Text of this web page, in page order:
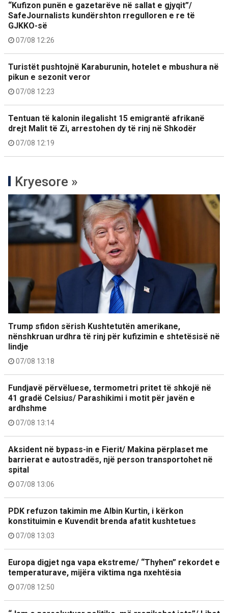
“Kufizon punën e gazetarëve në sallat e gjyqit”/
SafeJournalists kundërshton rregulloren e re të
GJKKO-së
07/08 12:26
Turistët pushtojnë Karaburunin, hotelet e mbushura në
pikun e sezonit veror
07/08 12:23
Tentuan të kalonin ilegalisht 15 emigrantë afrikanë
drejt Malit të Zi, arrestohen dy të rinj në Shkodër
07/08 12:19
Kryesore »
Trump sfidon sërish Kushtetutën amerikane,
nënshkruan urdhra të rinj për kufizimin e shtetësisë në
lindje
07/08 13:18
Fundjavë përvëluese, termometri pritet të shkojë në
41 gradë Celsius/ Parashikimi i motit për javën e
ardhshme
07/08 13:14
Aksident në bypass-in e Fierit/ Makina përplaset me
barrierat e autostradës, një person transportohet në
spital
07/08 13:06
PDK refuzon takimin me Albin Kurtin, i kërkon
konstituimin e Kuvendit brenda afatit kushtetues
07/08 13:03
Europa digjet nga vapa ekstreme/ “Thyhen” rekordet e
temperaturave, mijëra viktima nga nxehtësia
07/08 12:50